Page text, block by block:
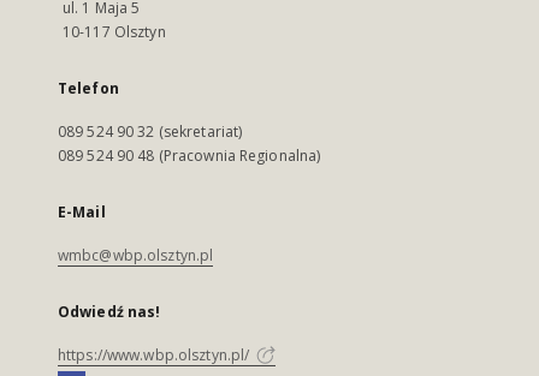
ul. 1 Maja 5
10-117 Olsztyn
Telefon
089 524 90 32 (sekretariat)
089 524 90 48 (Pracownia Regionalna)
E-Mail
wmbc@wbp.olsztyn.pl
Odwiedź nas!
https://www.wbp.olsztyn.pl/